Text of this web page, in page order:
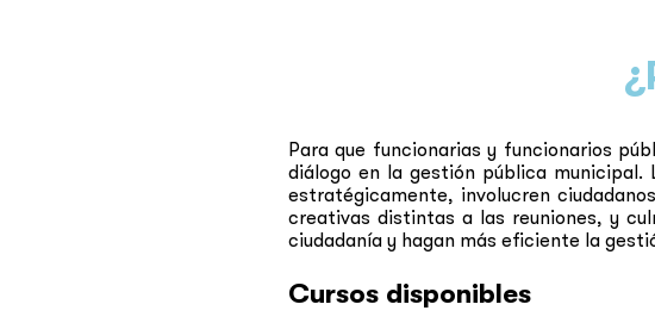
Para que funcionarias y funcionarios
diálogo en la gestión pública
estratégicamente, involucren
creativas distintas a las reuniones, y
ciudadanía y hagan más eficiente la
Cursos disponibles